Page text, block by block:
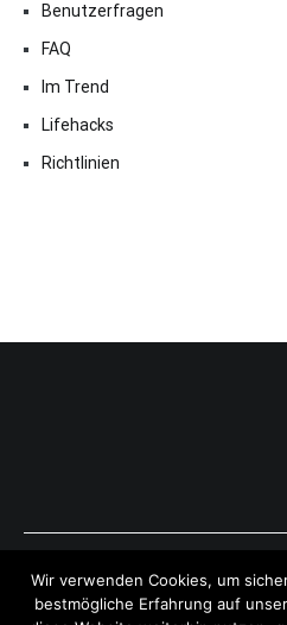
Benutzerfragen
FAQ
Im Trend
Lifehacks
Richtlinien
Copyright © 2026
Theme:Cenote by ThemeGrill.
Wir verwenden Cookies, um
bestmögliche Erfahrung auf